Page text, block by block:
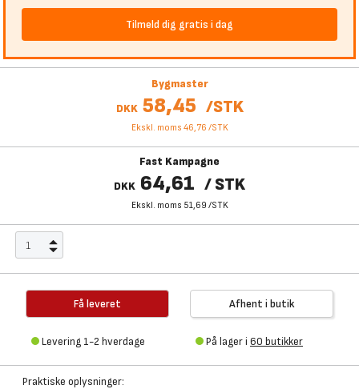
Tilmeld dig gratis i dag
Bygmaster
DKK 58,45 /STK
Ekskl. moms 46,76 /STK
Fast Kampagne
DKK 64,61 /STK
Ekskl. moms 51,69 /STK
Få leveret
Levering 1-2 hverdage
Afhent i butik
På lager i 60 butikker
Praktiske oplysninger: